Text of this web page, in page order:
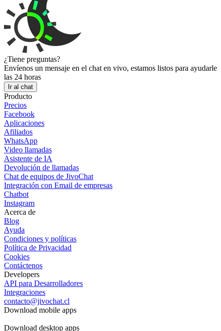
¿Tiene preguntas?
Envíenos un mensaje en el chat en vivo, estamos listos para ayudarle
las 24 horas
Ir al chat
Producto
Precios
Facebook
Aplicaciones
Afiliados
WhatsApp
Video llamadas
Asistente de IA
Devolución de llamadas
Chat de equipos de JivoChat
Integración con Email de empresas
Chatbot
Instagram
Acerca de
Blog
Ayuda
Condiciones y políticas
Política de Privacidad
Cookies
Contáctenos
Developers
API para Desarrolladores
Integraciones
contacto@jivochat.cl
Download mobile apps
Download desktop apps